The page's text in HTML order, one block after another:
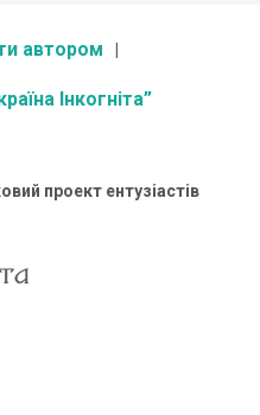
автором
Інкогніта”
проект ентузіастів